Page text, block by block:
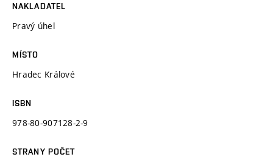
NAKLADATEL
Pravý úhel
MÍSTO
Hradec Králové
ISBN
978-80-907128-2-9
STRANY POČET